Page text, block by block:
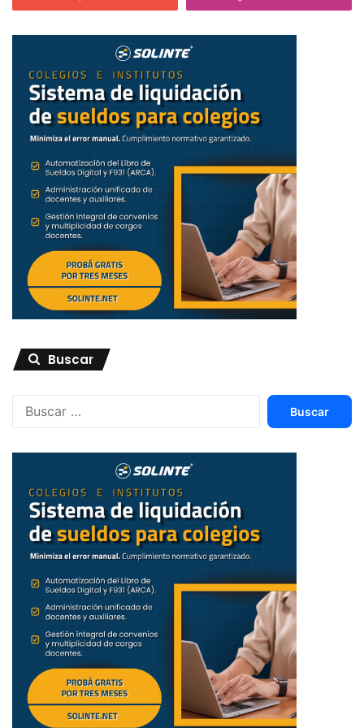
que el docente pueda aplicar lo aprendido al día siguiente;
y humanidad para mantener el foco en la pedagogía, la
ética y el bienestar del alumnado.
Ciencia y determinación como centro integrador. La
paso a paso, con ejemplos reales, actividades guiadas y
criterios claros para un uso responsable de la IA.
¿Qué resultados debería llevarse
un docente al finalizar el
programa?
El docente sale con un marco claro para usar IA en el aula,
de evaluación, plantillas de personalización y dominio de
Pero, sobre todo, sale con confianza: sabe qué puede
su identidad pedagógica.
El objetivo es que el docente se convierta en un usuario
competente, crítico y creativo.
¿Qué mensaje darías a quienes
aún sienten incertidumbre o
resistencia?
La incertidumbre es normal. La IA es nueva, rápida y a
veces abrumadora e incluso algo caótica.
Pero no se trata de sustituir nada, sino de evolucionar. La
Buscar
Buscar: